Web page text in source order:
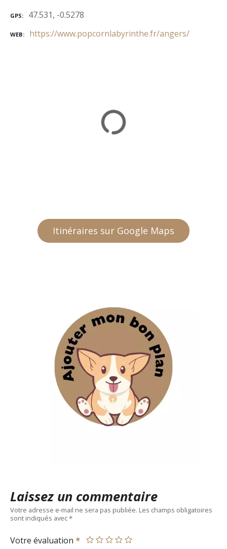
GPS 47.531, -0.5278
WEB https://www.popcornlabyrinthe.fr/angers/
Itinéraires sur Google Maps
Laissez un commentaire
Votre adresse e-mail ne sera pas publiée. Les champs obligatoires
sont indiqués avec
Votre évaluation